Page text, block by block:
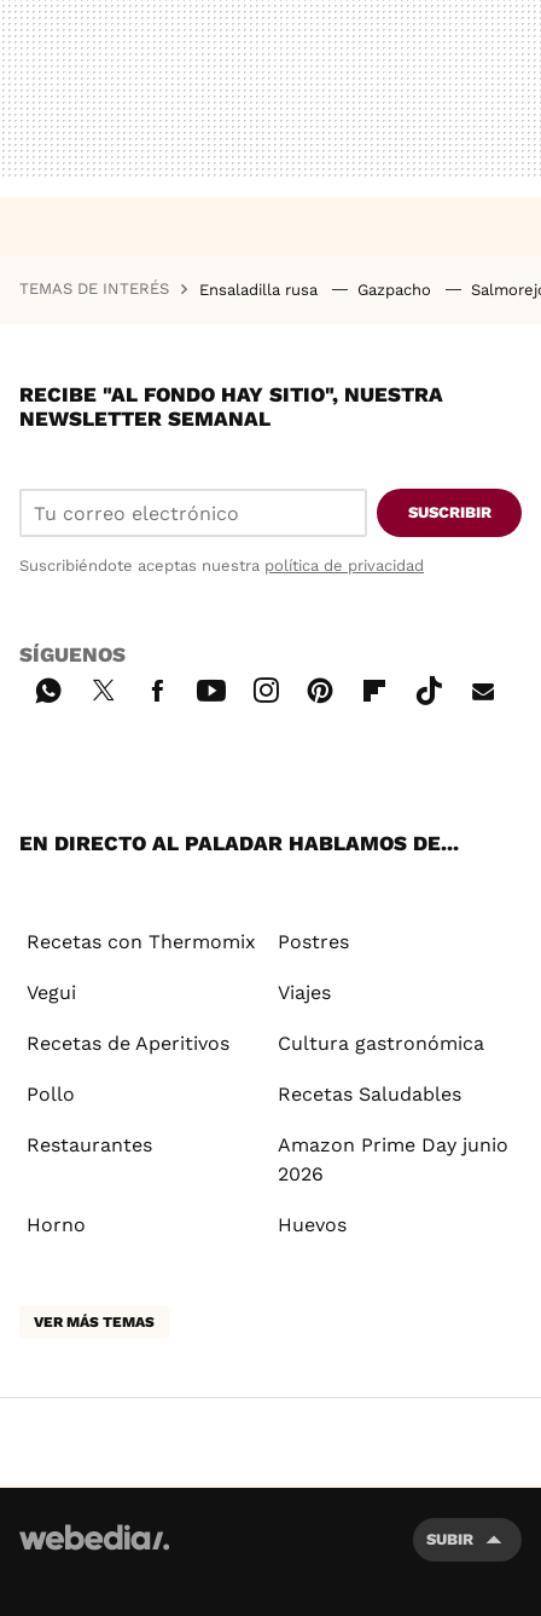
TEMAS DE INTERÉS Ensaladilla rusa Gazpacho
RECIBE "AL FONDO HAY SITIO", NUESTRA
NEWSLETTER SEMANAL
SUSCRIBIR
Suscribiéndote aceptas nuestra política de privacidad
SÍGUENOS
EN DIRECTO AL PALADAR HABLAMOS DE...
Recetas con Thermomix Postres
Vegui Viajes
Recetas de Aperitivos Cultura gastronómica
Pollo Recetas Saludables
Restaurantes
Amazon Prime Day junio
2026
Horno Huevos
VER MÁS TEMAS
SUBIR